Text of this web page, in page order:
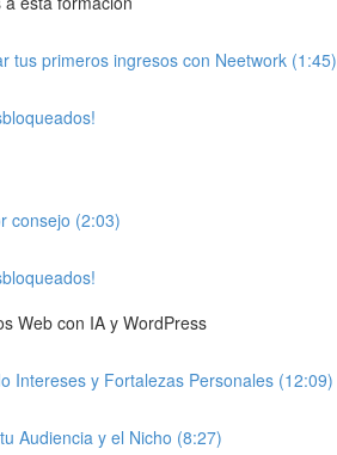
tus primeros ingresos con Neetwork (1:45)
consejo (2:03)
Web con IA y WordPress
Intereses y Fortalezas Personales (12:09)
Audiencia y el Nicho (8:27)